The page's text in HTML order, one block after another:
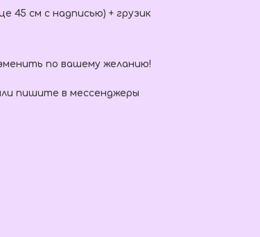
45 см с надписью) + грузик
по вашему желанию!
пишите в мессенджеры